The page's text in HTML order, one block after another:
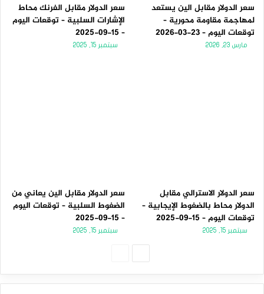
سعر الدولار مقابل الين يستعد
لمهاجمة مقاومة محورية –
توقعات اليوم – 23-03-2026
مارس 23, 2026
سعر الدولار مقابل الفرنك محاط
الإشارات السلبية – توقعات اليوم
– 15-09-2025
سبتمبر 15, 2025
سعر الدولار الاسترالي مقابل
الدولار محاط بالضغوط الإيجابية –
توقعات اليوم – 15-09-2025
سبتمبر 15, 2025
سعر الدولار مقابل الين يعاني من
الضغوط السلبية – توقعات اليوم
– 15-09-2025
سبتمبر 15, 2025